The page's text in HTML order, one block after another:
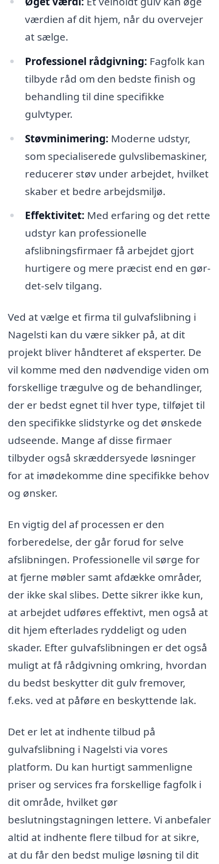
værdien af dit hjem, når du overvejer
at sælge.
Professionel rådgivning: Fagfolk kan
tilbyde råd om den bedste finish og
behandling til dine specifikke
gulvtyper.
Støvminimering: Moderne udstyr,
som specialiserede gulvslibemaskiner,
reducerer støv under arbejdet, hvilket
skaber et bedre arbejdsmiljø.
Effektivitet: Med erfaring og det rette
udstyr kan professionelle
afslibningsfirmaer få arbejdet gjort
hurtigere og mere præcist end en gør-
det-selv tilgang.
Ved at vælge et firma til gulvafslibning i
Nagelsti kan du være sikker på, at dit
projekt bliver håndteret af eksperter. De
vil komme med den nødvendige viden om
forskellige trægulve og de behandlinger,
der er bedst egnet til hver type, tilføjet til
den specifikke slidstyrke og det ønskede
udseende. Mange af disse firmaer
tilbyder også skræddersyede løsninger
for at imødekomme dine specifikke behov
og ønsker.
En vigtig del af processen er den
forberedelse, der går forud for selve
afslibningen. Professionelle vil sørge for
at fjerne møbler samt afdække områder,
der ikke skal slibes. Dette sikrer ikke kun,
at arbejdet udføres effektivt, men også at
dit hjem efterlades ryddeligt og uden
skader. Efter gulvafslibningen er det også
muligt at få rådgivning omkring, hvordan
du bedst beskytter dit gulv fremover,
f.eks. ved at påføre en beskyttende lak.
Det er let at indhente tilbud på
gulvafslibning i Nagelsti via vores
platform. Du kan hurtigt sammenligne
priser og services fra forskellige fagfolk i
dit område, hvilket gør
beslutningstagningen lettere. Vi anbefaler
altid at indhente flere tilbud for at sikre,
at du får den bedst mulige løsning til dit